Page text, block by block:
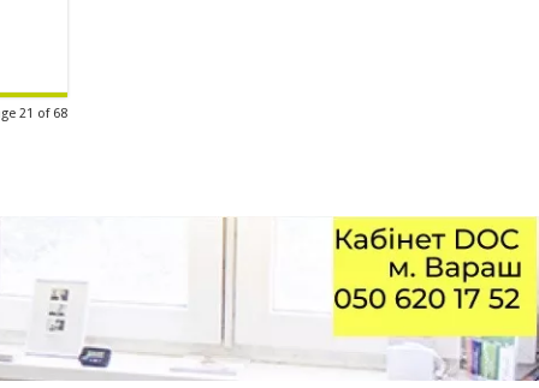
21 of 68